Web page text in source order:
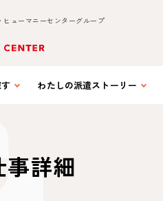
ヒューマニーセンターグループ
わたしの派遣ストーリー
事詳細